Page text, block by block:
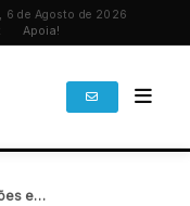
de Agosto de 2026
Apoia!
e…